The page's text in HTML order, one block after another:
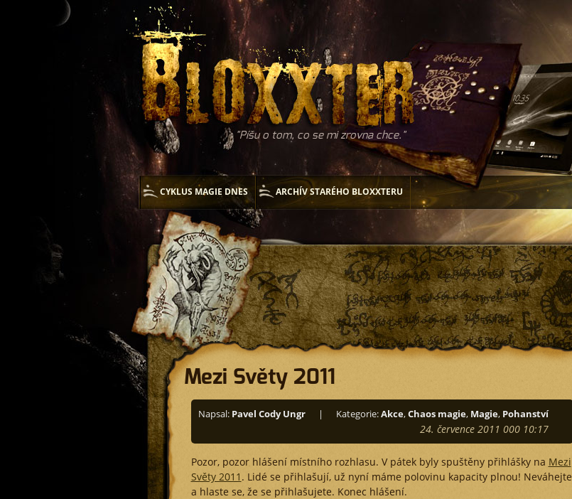
Píšu o tom, co se mi zrovna chce.
CYKLUS MAGIE DNES ARCHÍV STARÉHO BLOXXTERU
Mezi Světy 2011
Napsal: Pavel Cody Ungr | Kategorie:Akce,Chaos magie, Magie, Pohanství
24. července 2011 000 10:17
Pozor, pozor hlášení místního rozhlasu. V pátek byly spuštěny přihlášky na Mezi
Světy 2011 . Lidé se přihlašují, už nyní máme polovinu kapacity plnou! Neváhejte
a hlaste se, že se přihlašujete. Konec hlášení.